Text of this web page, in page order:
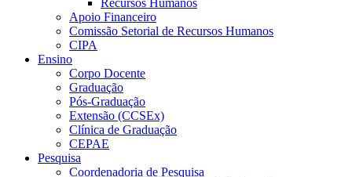
Recursos Humanos
Apoio Financeiro
Comissão Setorial de Recursos Humanos
CIPA
Ensino
Corpo Docente
Graduação
Pós-Graduação
Extensão (CCSEx)
Clínica de Graduação
CEPAE
Pesquisa
Coordenadoria de Pesquisa